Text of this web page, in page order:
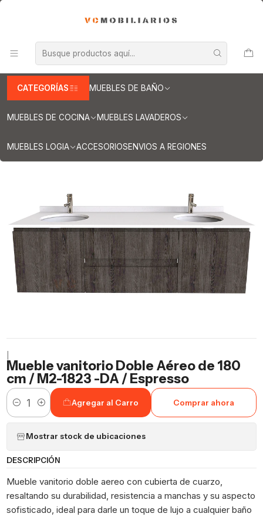
CATEGORÍAS MUEBLES DE BAÑO
MUEBLES DE COCINA MUEBLES LAVADEROS
MUEBLES LOGIA ACCESORIOSENVIOS A REGIONES
Muebles vanitorios aereo doble
Mueble vanitorios aereo - Doble de cuarzo
Muebles vanitorios aereo doble cuarzo / 180 cm
Mueble vanitorio Doble Aéreo de 180 cm / M2-1823 -DA / Espresso
Mueble vanitorio Doble Aéreo de 180
cm / M2-1823 -DA / Espresso
Cantidad
Agregar al Carro Comprar ahora
Mostrar stock de ubicaciones
DESCRIPCIÓN
Mueble vanitorio doble aereo con cubierta de cuarzo,
resaltando su durabilidad, resistencia a manchas y su aspecto
sofisticado, ideal para darle un toque de lujo a cualquier baño